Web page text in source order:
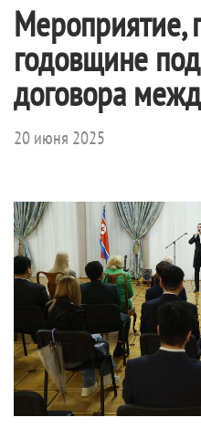
Мероприятие,
годовщине
договора
20 июня 2025